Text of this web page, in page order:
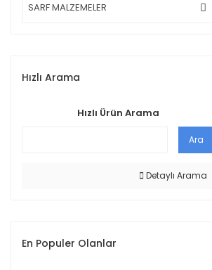
SARF MALZEMELER
Hızlı Arama
Hızlı Ürün Arama
Ara
Detaylı Arama
En Populer Olanlar